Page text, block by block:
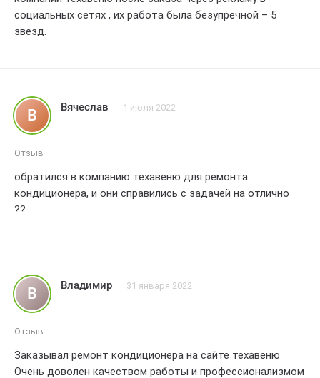
социальных сетях , их работа была безупречной – 5
звезд.
В Вячеслав 1 июля 2022
Отзыв
обратился в компанию техавеню для ремонта
кондиционера, и они справились с задачей на отлично
??
В Владимир 31 января 2022
Отзыв
Заказывал ремонт кондиционера на сайте техавеню
Очень доволен качеством работы и профессионализмом